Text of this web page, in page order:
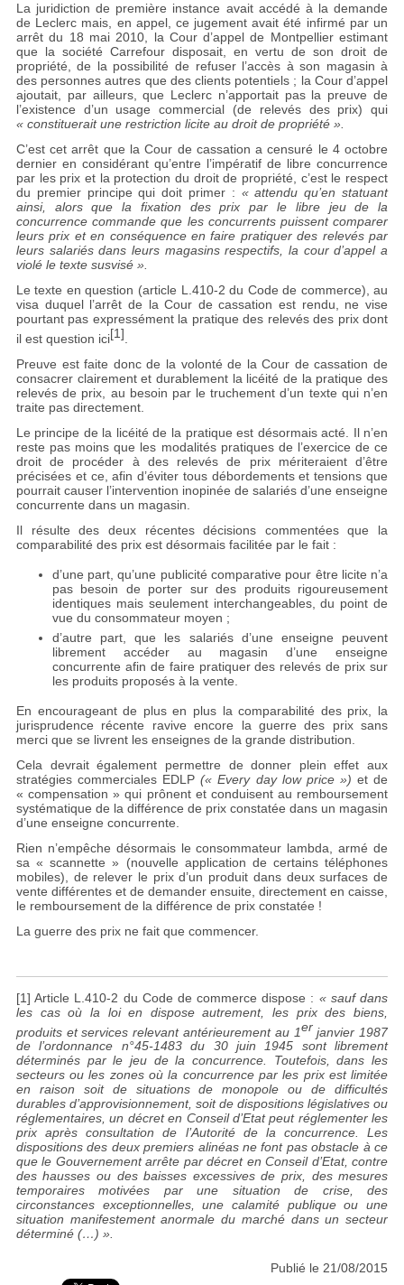
La juridiction de première instance avait accédé à la demande
de Leclerc mais, en appel, ce jugement avait été infirmé par un
arrêt du 18 mai 2010, la Cour d’appel de Montpellier estimant
que la société Carrefour disposait, en vertu de son droit de
propriété, de la possibilité de refuser l’accès à son magasin à
des personnes autres que des clients potentiels ; la Cour d’appel
ajoutait, par ailleurs, que Leclerc n’apportait pas la preuve de
l’existence d’un usage commercial (de relevés des prix) qui
« constituerait une restriction licite au droit de propriété ».
C’est cet arrêt que la Cour de cassation a censuré le 4 octobre
dernier en considérant qu’entre l’impératif de libre concurrence
par les prix et la protection du droit de propriété, c’est le respect
du premier principe qui doit primer : « attendu qu’en statuant
ainsi, alors que la fixation des prix par le libre jeu de la
concurrence commande que les concurrents puissent comparer
leurs prix et en conséquence en faire pratiquer des relevés par
leurs salariés dans leurs magasins respectifs, la cour d’appel a
violé le texte susvisé ».
Le texte en question (article L.410-2 du Code de commerce), au
visa duquel l’arrêt de la Cour de cassation est rendu, ne vise
pourtant pas expressément la pratique des relevés des prix dont
il est question ici[1]
Preuve est faite donc de la volonté de la Cour de cassation de
consacrer clairement et durablement la licéité de la pratique des
relevés de prix, au besoin par le truchement d’un texte qui n’en
traite pas directement.
Le principe de la licéité de la pratique est désormais acté. Il n’en
reste pas moins que les modalités pratiques de l’exercice de ce
droit de procéder à des relevés de prix mériteraient d’être
précisées et ce, afin d’éviter tous débordements et tensions que
pourrait causer l’intervention inopinée de salariés d’une enseigne
concurrente dans un magasin.
Il résulte des deux récentes décisions commentées que la
comparabilité des prix est désormais facilitée par le fait :
d’une part, qu’une publicité comparative pour être licite n’a
pas besoin de porter sur des produits rigoureusement
identiques mais seulement interchangeables, du point de
vue du consommateur moyen ;
d’autre part, que les salariés d’une enseigne peuvent
librement accéder au magasin d’une enseigne
concurrente afin de faire pratiquer des relevés de prix sur
les produits proposés à la vente.
En encourageant de plus en plus la comparabilité des prix, la
jurisprudence récente ravive encore la guerre des prix sans
merci que se livrent les enseignes de la grande distribution.
Cela devrait également permettre de donner plein effet aux
stratégies commerciales EDLP(« Every day low price ») et de
« compensation » qui prônent et conduisent au remboursement
systématique de la différence de prix constatée dans un magasin
d’une enseigne concurrente.
Rien n’empêche désormais le consommateur lambda, armé de
sa « scannette » (nouvelle application de certains téléphones
mobiles), de relever le prix d’un produit dans deux surfaces de
vente différentes et de demander ensuite, directement en caisse,
le remboursement de la différence de prix constatée !
La guerre des prix ne fait que commencer.
[1] Article L.410-2 du Code de commerce dispose : « sauf dans
les cas où la loi en dispose autrement, les prix des biens,
produits et services relevant antérieurement au 1er janvier 1987
de l’ordonnance n°45-1483 du 30 juin 1945 sont librement
déterminés par le jeu de la concurrence. Toutefois, dans les
secteurs ou les zones où la concurrence par les prix est limitée
en raison soit de situations de monopole ou de difficultés
durables d’approvisionnement, soit de dispositions législatives ou
réglementaires, un décret en Conseil d’Etat peut réglementer les
prix après consultation de l’Autorité de la concurrence. Les
dispositions des deux premiers alinéas ne font pas obstacle à ce
que le Gouvernement arrête par décret en Conseil d’Etat, contre
des hausses ou des baisses excessives de prix, des mesures
temporaires motivées par une situation de crise, des
circonstances exceptionnelles, une calamité publique ou une
situation manifestement anormale du marché dans un secteur
déterminé (…) ».
Publié le 21/08/2015